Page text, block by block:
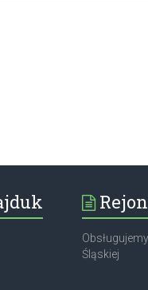
Śląskiej